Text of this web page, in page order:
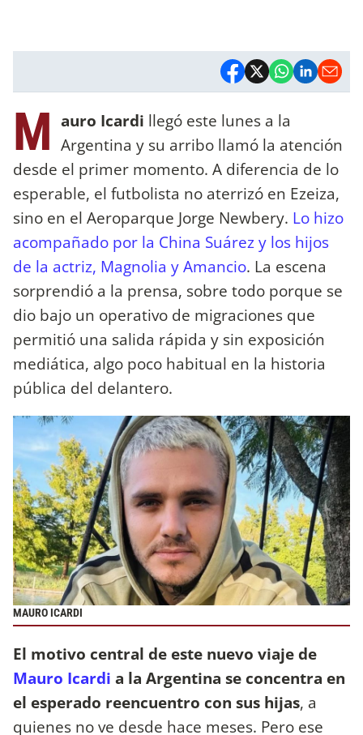
M auro Icardi llegó este lunes a la
Argentina y su arribo llamó la atención
desde el primer momento. A diferencia de lo
esperable, el futbolista no aterrizó en Ezeiza,
sino en el Aeroparque Jorge Newbery. Lo hizo
acompañado por la China Suárez y los hijos
de la actriz, Magnolia y Amancio. La escena
sorprendió a la prensa, sobre todo porque se
dio bajo un operativo de migraciones que
permitió una salida rápida y sin exposición
mediática, algo poco habitual en la historia
pública del delantero.
MAURO ICARDI
El motivo central de este nuevo viaje de
Mauro Icardi a la Argentina se concentra en
el esperado reencuentro con sus hijas, a
quienes no ve desde hace meses. Pero ese